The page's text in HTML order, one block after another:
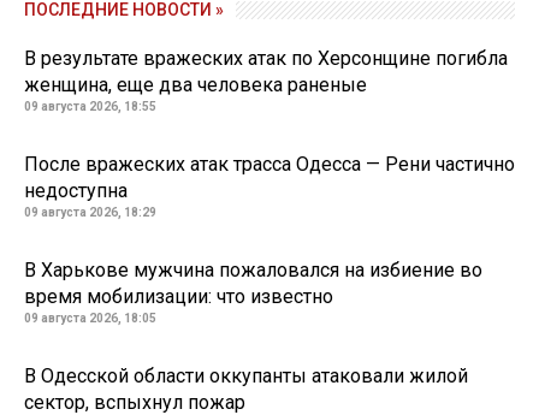
ПОСЛЕДНИЕ НОВОСТИ »
В результате вражеских атак по Херсонщине погибла
женщина, еще два человека раненые
09 августа 2026, 18:55
После вражеских атак трасса Одесса — Рени частично
недоступна
09 августа 2026, 18:29
В Харькове мужчина пожаловался на избиение во
время мобилизации: что известно
09 августа 2026, 18:05
В Одесской области оккупанты атаковали жилой
сектор, вспыхнул пожар